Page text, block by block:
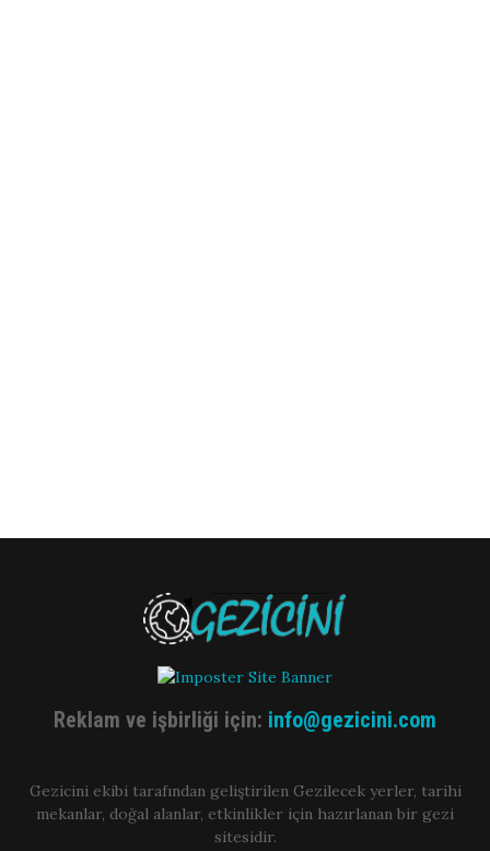
Reklam ve işbirliği için: info@gezicini.com
Gezicini ekibi tarafından geliştirilen Gezilecek yerler, tarihi
mekanlar, doğal alanlar, etkinlikler için hazırlanan bir gezi
sitesidir.